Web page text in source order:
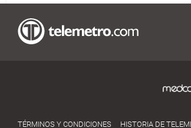
TÉRMINOS Y CONDICIONES HISTORIA DE